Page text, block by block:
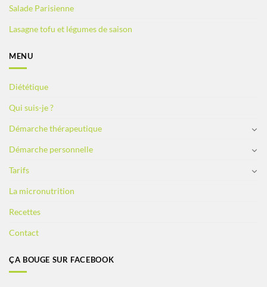
Salade Parisienne
Lasagne tofu et légumes de saison
MENU
Diététique
Qui suis-je ?
Démarche thérapeutique
Démarche personnelle
Tarifs
La micronutrition
Recettes
Contact
ÇA BOUGE SUR FACEBOOK